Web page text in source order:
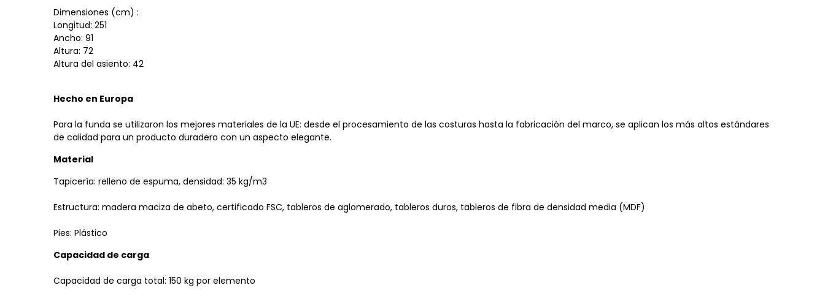
Dimensiones (cm) :
Longitud: 251
Ancho: 91
Altura: 72
Altura del asiento: 42
Hecho en Europa
Para la funda se utilizaron los mejores materiales de la UE: desde el procesamiento de las costuras hasta la fabricación del marco, se aplican los más altos estándares
de calidad para un producto duradero con un aspecto elegante.
Material
Tapicería: relleno de espuma, densidad: 35 kg/m3
Estructura: madera maciza de abeto, certificado FSC, tableros de aglomerado, tableros duros, tableros de fibra de densidad media (MDF)
Pies: Plástico
Capacidad de carga
Capacidad de carga total: 150 kg por elemento